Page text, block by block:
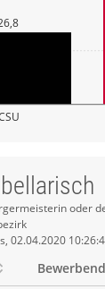
oder
02.04.2020